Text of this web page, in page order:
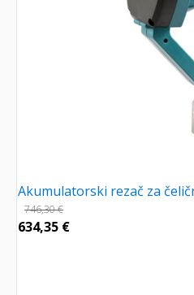
Akumulatorski rezač za
746,30€
634,35 €